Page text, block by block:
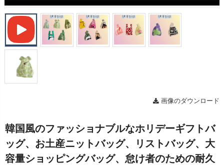
画像のダウンロード
韓国風のファッショナブルなホリデーギフトバ
ッグ、お土産ニットバッグ、リストバッグ、大
容量ショッピングバッグ、怠け者のための耐久